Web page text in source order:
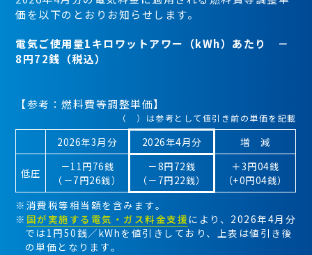
価を以下のとおりお知らせします。
電気ご使用量1キロワットアワー（kWh）あたり －
8円72銭（税込）
【参考：燃料費等調整単価】
（ ）は参考として値引き前の単価を記載
2026年3月分 2026年4月分 増 減
低圧
－11円76銭
（－7円26銭）
－8円72銭
（－7円22銭）
＋3円04銭
（+0円04銭）
※消費税等相当額を含みます。
※ 国が実施する電気・ガス料金支援 により、2026年4月分
では1円50銭／kWhを値引きしており、上表は値引き後
の単価となります。